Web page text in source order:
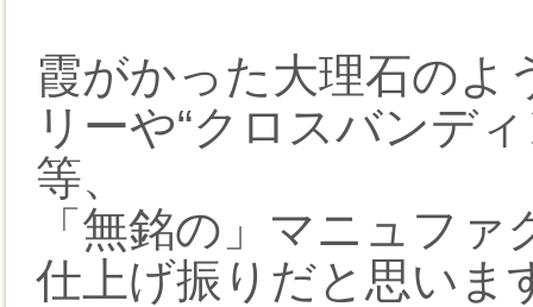
霞がかった大理石の
リーや“クロスバンデ
等、
「無銘の」マニュフ
仕上げ振りだと思いま